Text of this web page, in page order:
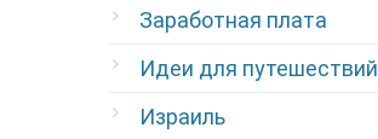
Заработная плата
Идеи для путешествий
Израиль